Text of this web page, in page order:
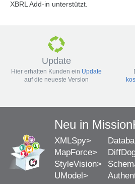
XBRL Add-in unterstützt.
Update
Hier erhalten Kunden ein Update
auf die neueste Version
Neu in
XMLSpy
MapForce
StyleVision
UModel